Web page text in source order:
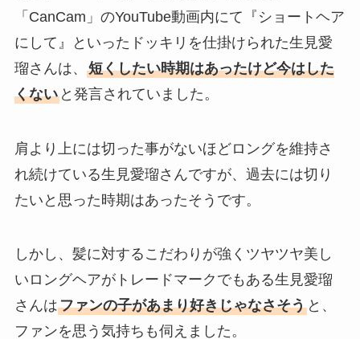
「CanCam」のYouTube動画内にて『ショートヘア
にして』といったドッキリを仕掛けられた生見愛
瑠さんは、 短くしたい時期はあったけど今はした
くないと発言されていました。
肩より上には切った事がないほどロングを維持さ
れ続けている生見愛瑠さんですが、過去には切り
たいと思った時期はあったそうです。
しかし、髪に対するこだわりが強くツヤツヤ美し
いロングヘアがトレードマークでもある生見愛瑠
さんはファンの子があまり好きじゃなさそうと、
ファンを思う気持ちも伺えました。